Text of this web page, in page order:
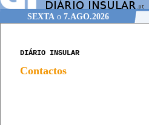
SEXTA o 7.AGO.2026
DIÁRIO INSULAR
Contactos